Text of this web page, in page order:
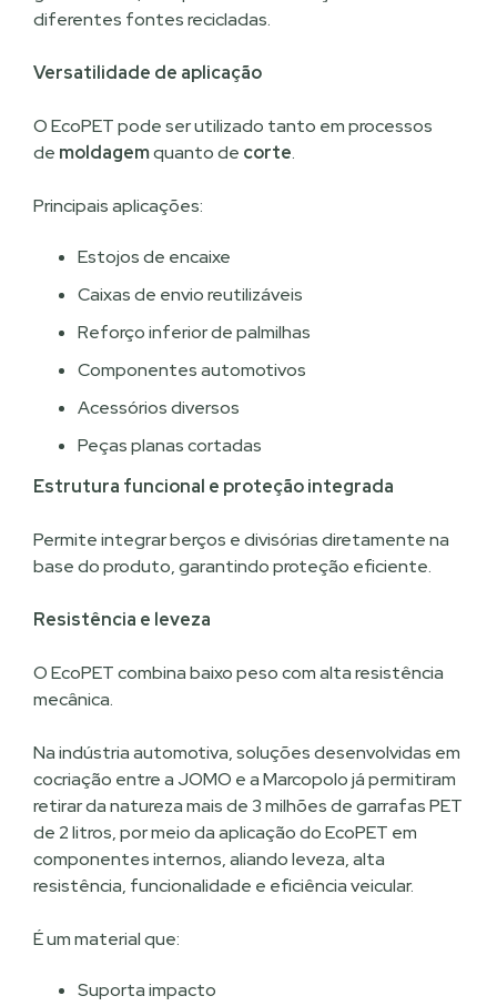
diferentes fontes recicladas.
Versatilidade de aplicação
O EcoPET pode ser utilizado tanto em processos
de moldagemquanto de corte.
Principais aplicações:
Estojos de encaixe
Caixas de envio reutilizáveis
Reforço inferior de palmilhas
Componentes automotivos
Acessórios diversos
Peças planas cortadas
Estrutura funcional e proteção integrada
Permite integrar berços e divisórias diretamente na
base do produto, garantindo proteção eficiente.
Resistência e leveza
O EcoPET combina baixo peso com alta resistência
mecânica.
Na indústria automotiva, soluções desenvolvidas em
cocriação entre a JOMO e a Marcopolo já permitiram
retirar da natureza mais de 3 milhões de garrafas PET
de 2 litros, por meio da aplicação do EcoPET em
componentes internos, aliando leveza, alta
resistência, funcionalidade e eficiência veicular.
É um material que:
Suporta impacto